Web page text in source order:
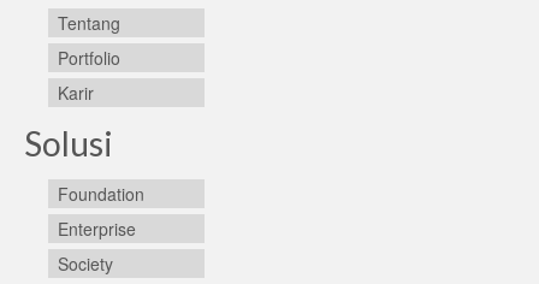
Tentang
Portfolio
Karir
Solusi
Foundation
Enterprise
Society